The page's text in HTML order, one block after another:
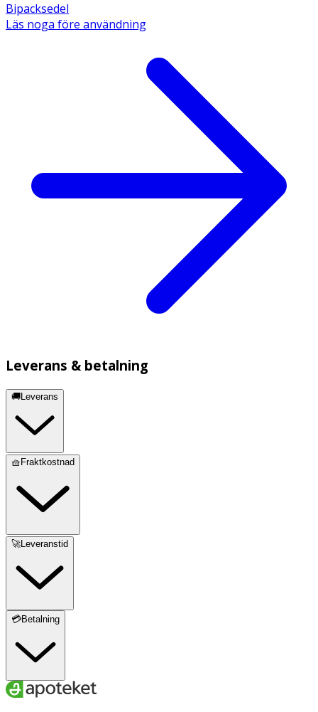
Bipacksedel
Läs noga före användning
Leverans & betalning
🚚Leverans
🧺Fraktkostnad
🚀Leveranstid
💳Betalning